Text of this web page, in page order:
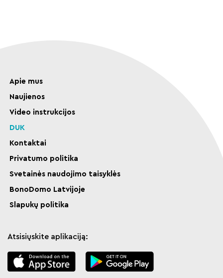
Apie mus
Naujienos
Video instrukcijos
DUK
Kontaktai
Privatumo politika
Svetainės naudojimo taisyklės
BonoDomo Latvijoje
Slapukų politika
Atsisiųskite aplikaciją: